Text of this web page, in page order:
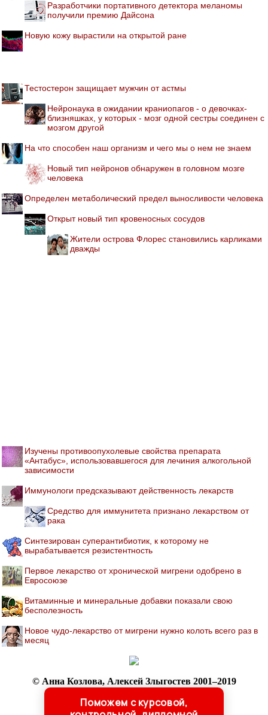
Разработчики портативного детектора меланомы
получили премию Дайсона
Новую кожу вырастили на открытой ране
Тестостерон защищает мужчин от астмы
Нейронаука в ожидании краниопагов - о девочках-
близняшках, у которых - мозг одной сестры соединен с
мозгом другой
На что способен наш организм и чего мы о нем не знаем
Новый тип нейронов обнаружен в головном мозге
человека
Определен метаболический предел выносливости человека
Открыт новый тип кровеносных сосудов
Жители острова Флорес становились карликами
дважды
Изучены противоопухолевые свойства препарата
«Антабус», использовавшегося для лечиния алкогольной
зависимости
Иммунологи предсказывают действенность лекарств
Средство для иммунитета признано лекарством от
рака
Синтезирован суперантибиотик, к которому не
вырабатывается резистентность
Первое лекарство от хронической мигрени одобрено в
Евросоюзе
Витаминные и минеральные добавки показали свою
бесполезность
Новое чудо-лекарство от мигрени нужно колоть всего раз в
месяц
© Анна Козлова, Алексей Злыгостев 2001–2019
http://sohmet.ru/ 'Библиотека по медицине'
Поможем с курсовой,